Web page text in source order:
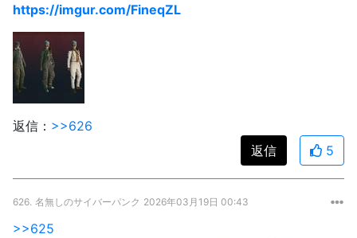
https://imgur.com/FineqZL
返信： >>626
返信
5
626. 名無しのサイバーパンク 2026年03月19日 00:43
>>625